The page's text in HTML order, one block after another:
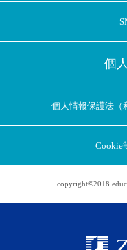
アプリに切
アプリ限
個
個人情報保護法（
Cookie
copyright©2018